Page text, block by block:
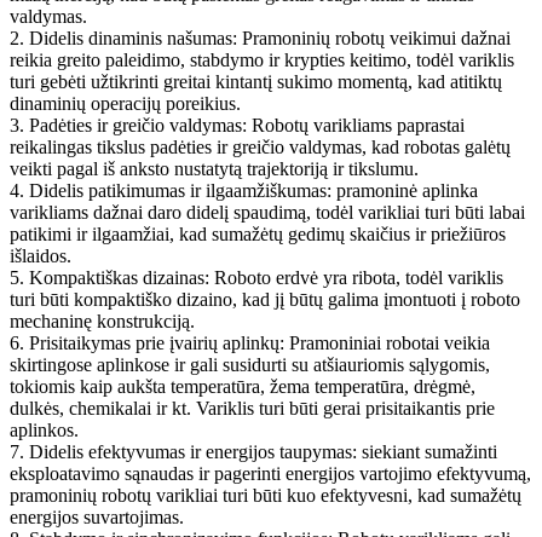
valdymas.
2. Didelis dinaminis našumas: Pramoninių robotų veikimui dažnai
reikia greito paleidimo, stabdymo ir krypties keitimo, todėl variklis
turi gebėti užtikrinti greitai kintantį sukimo momentą, kad atitiktų
dinaminių operacijų poreikius.
3. Padėties ir greičio valdymas: Robotų varikliams paprastai
reikalingas tikslus padėties ir greičio valdymas, kad robotas galėtų
veikti pagal iš anksto nustatytą trajektoriją ir tikslumu.
4. Didelis patikimumas ir ilgaamžiškumas: pramoninė aplinka
varikliams dažnai daro didelį spaudimą, todėl varikliai turi būti labai
patikimi ir ilgaamžiai, kad sumažėtų gedimų skaičius ir priežiūros
išlaidos.
5. Kompaktiškas dizainas: Roboto erdvė yra ribota, todėl variklis
turi būti kompaktiško dizaino, kad jį būtų galima įmontuoti į roboto
mechaninę konstrukciją.
6. Prisitaikymas prie įvairių aplinkų: Pramoniniai robotai veikia
skirtingose ​​aplinkose ir gali susidurti su atšiauriomis sąlygomis,
tokiomis kaip aukšta temperatūra, žema temperatūra, drėgmė,
dulkės, chemikalai ir kt. Variklis turi būti gerai prisitaikantis prie
aplinkos.
7. Didelis efektyvumas ir energijos taupymas: siekiant sumažinti
eksploatavimo sąnaudas ir pagerinti energijos vartojimo efektyvumą,
pramoninių robotų varikliai turi būti kuo efektyvesni, kad sumažėtų
energijos suvartojimas.